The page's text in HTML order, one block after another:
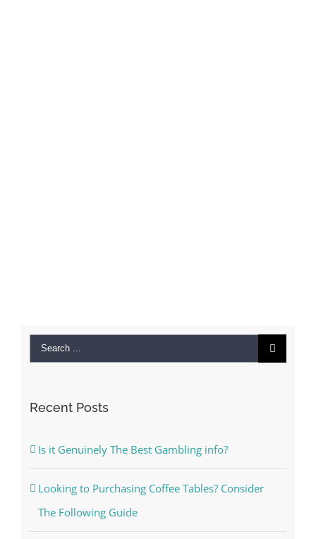
Search
Recent Posts
Is it Genuinely The Best Gambling info?
Looking to Purchasing Coffee Tables? Consider
The Following Guide